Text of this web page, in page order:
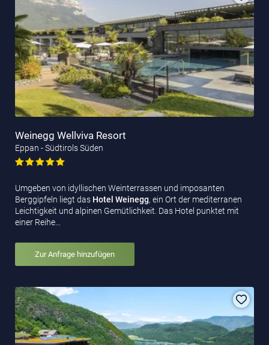
Weinegg Wellviva Resort
Eppan - Südtirols Süden
Umgeben von idyllischen Weinterrassen und imposanten
Berggipfeln liegt das Hotel Weinegg, ein Ort der mediterranen
Leichtigkeit und alpinen Gemütlichkeit. Das Hotel punktet mit
einer Reihe…
Zur Anfrage hinzufügen